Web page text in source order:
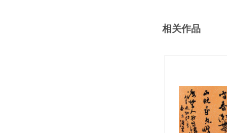
相关作品